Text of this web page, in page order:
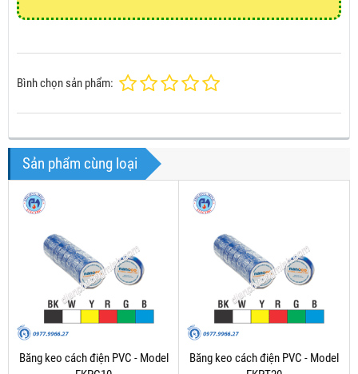
Bình chọn sản phẩm:
Sản phẩm cùng loại
Băng keo cách điện PVC - Model
Băng keo cách điện PVC - Model